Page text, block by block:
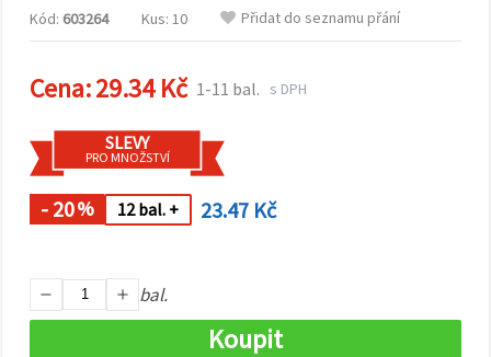
cookies
kliknutím
vše!" Nebo
můžete
preference v
Nastavení
výběrem
cookies a
"Uložit"
Kód: 603264 Kus: 10 Přidat do seznamu přání
Cena:29.34 Kč 1-11 bal. s DPH
SLEVY
PRO MNOŽSTVÍ
- 20% 12 bal. + 23.47 Kč
bal.
Koupit